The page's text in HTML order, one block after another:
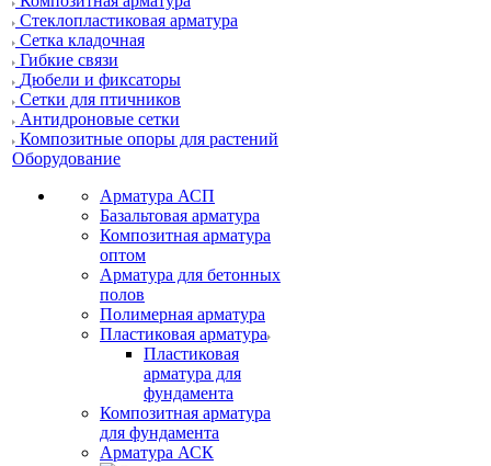
Cтеклопластиковая арматура
Сетка кладочная
Гибкие связи
Дюбели и фиксаторы
Сетки для птичников
Антидроновые сетки
Композитные опоры для растений
Оборудование
Арматура АСП
Базальтовая арматура
Композитная арматура
оптом
Арматура для бетонных
полов
Полимерная арматура
Пластиковая арматура
Пластиковая
арматура для
фундамента
Композитная арматура
для фундамента
Арматура АСК